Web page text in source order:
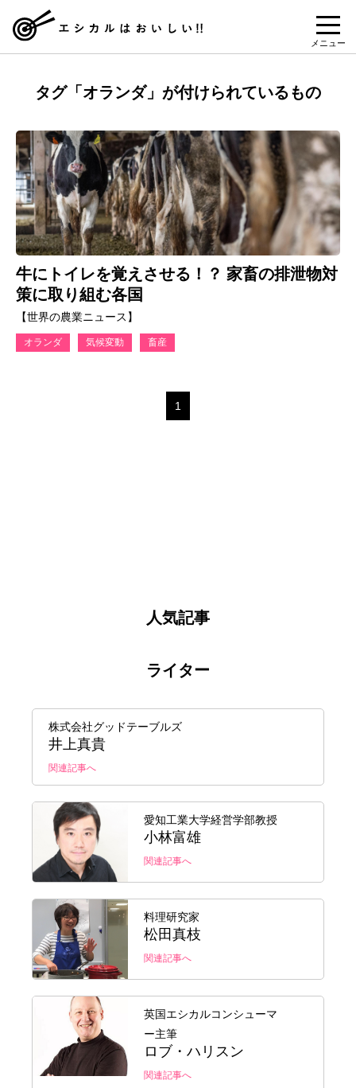
メニュー
タグ「オランダ」が付けられているもの
牛にトイレを覚えさせる！？ 家畜の排泄物対
策に取り組む各国
【世界の農業ニュース】
オランダ 気候変動 畜産
1
人気記事
ライター
株式会社グッドテーブルズ
井上真貴
関連記事へ
愛知工業大学経営学部教授
小林富雄
関連記事へ
料理研究家
松田真枝
関連記事へ
英国エシカルコンシューマ
ー主筆
ロブ・ハリスン
関連記事へ